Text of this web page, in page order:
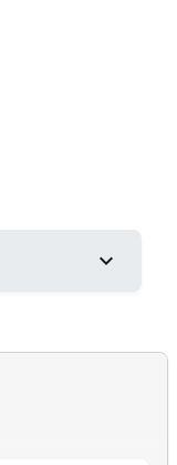
expand_more